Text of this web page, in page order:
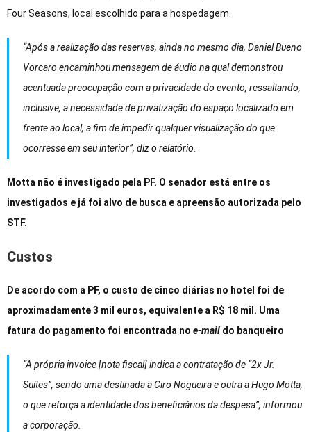
Four Seasons, local escolhido para a hospedagem.
“Após a realização das reservas, ainda no mesmo dia, Daniel Bueno
Vorcaro encaminhou mensagem de áudio na qual demonstrou
acentuada preocupação com a privacidade do evento, ressaltando,
inclusive, a necessidade de privatização do espaço localizado em
frente ao local, a fim de impedir qualquer visualização do que
ocorresse em seu interior”, diz o relatório.
Motta não é investigado pela PF. O senador está entre os
investigados e já foi alvo de busca e apreensão autorizada pelo
STF.
Custos
De acordo com a PF, o custo de cinco diárias no hotel foi de
aproximadamente 3 mil euros, equivalente a R$ 18 mil. Uma
fatura do pagamento foi encontrada no e-mail do banqueiro
“A própria invoice [nota fiscal] indica a contratação de “2x Jr.
Suítes”, sendo uma destinada a Ciro Nogueira e outra a Hugo Motta,
o que reforça a identidade dos beneficiários da despesa”, informou
a corporação.